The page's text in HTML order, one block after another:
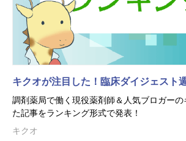
キクオが注目した！臨床ダイジェスト
調剤薬局で働く現役薬剤師＆人気ブロガーの
た記事をランキング形式で発表！
キクオ